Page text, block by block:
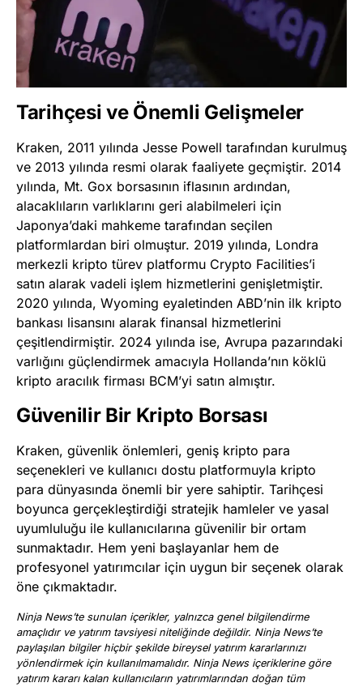
Tarihçesi ve Önemli Gelişmeler
Kraken, 2011 yılında Jesse Powell tarafından kurulmuş
ve 2013 yılında resmi olarak faaliyete geçmiştir. 2014
yılında, Mt. Gox borsasının iflasının ardından,
alacaklıların varlıklarını geri alabilmeleri için
Japonya’daki mahkeme tarafından seçilen
platformlardan biri olmuştur. 2019 yılında, Londra
merkezli kripto türev platformu Crypto Facilities’i
satın alarak vadeli işlem hizmetlerini genişletmiştir.
2020 yılında, Wyoming eyaletinden ABD’nin ilk kripto
bankası lisansını alarak finansal hizmetlerini
çeşitlendirmiştir. 2024 yılında ise, Avrupa pazarındaki
varlığını güçlendirmek amacıyla Hollanda’nın köklü
kripto aracılık firması BCM’yi satın almıştır.
Güvenilir Bir Kripto Borsası
Kraken, güvenlik önlemleri, geniş kripto para
seçenekleri ve kullanıcı dostu platformuyla kripto
para dünyasında önemli bir yere sahiptir. Tarihçesi
boyunca gerçekleştirdiği stratejik hamleler ve yasal
uyumluluğu ile kullanıcılarına güvenilir bir ortam
sunmaktadır. Hem yeni başlayanlar hem de
profesyonel yatırımcılar için uygun bir seçenek olarak
öne çıkmaktadır.
Ninja News’te sunulan içerikler, yalnızca genel bilgilendirme
amaçlıdır ve yatırım tavsiyesi niteliğinde değildir. Ninja News’te
paylaşılan bilgiler hiçbir şekilde bireysel yatırım kararlarınızı
yönlendirmek için kullanılmamalıdır. Ninja News içeriklerine göre
yatırım kararı kalan kullanıcıların yatırımlarından doğan tüm